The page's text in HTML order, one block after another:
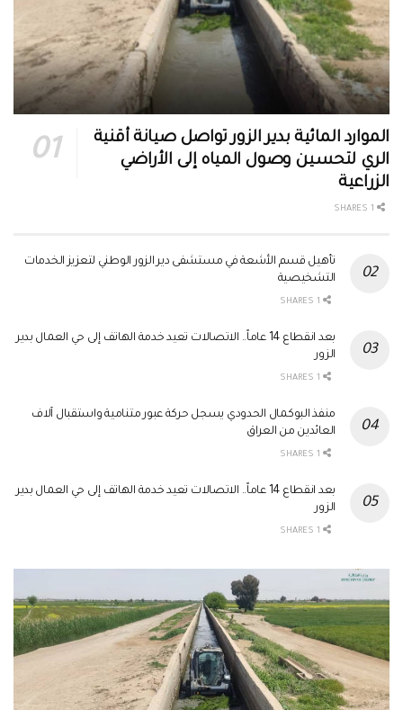
الموارد المائية بدير الزور تواصل صيانة أقنية
الري لتحسين وصول المياه إلى الأراضي
الزراعية
تأهيل قسم الأشعة في مستشفى دير الزور الوطني لتعزيز الخدمات
التشخيصية
بعد انقطاع 14 عاماً.. الاتصالات تعيد خدمة الهاتف إلى حي العمال بدير
الزور
منفذ البوكمال الحدودي يسجل حركة عبور متنامية واستقبال آلاف
العائدين من العراق
بعد انقطاع 14 عاماً.. الاتصالات تعيد خدمة الهاتف إلى حي العمال بدير
الزور